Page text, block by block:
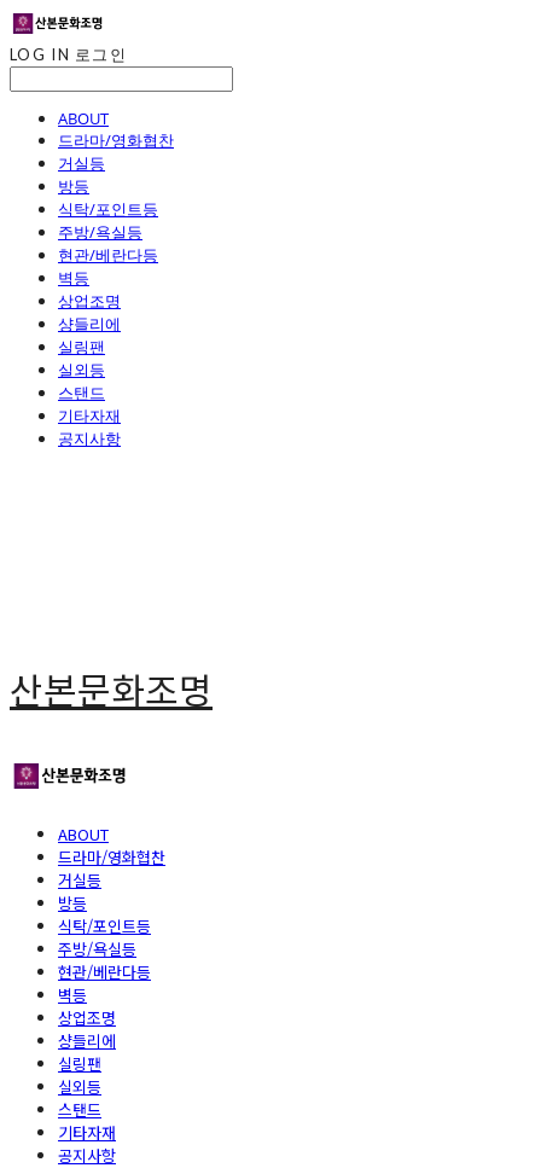
LOG IN 로그인
ABOUT
드라마/영화협찬
거실등
방등
식탁/포인트등
주방/욕실등
현관/베란다등
벽등
상업조명
샹들리에
실링팬
실외등
스탠드
기타자재
공지사항
산본문화조명
ABOUT
드라마/영화협찬
거실등
방등
식탁/포인트등
주방/욕실등
현관/베란다등
벽등
상업조명
샹들리에
실링팬
실외등
스탠드
기타자재
공지사항